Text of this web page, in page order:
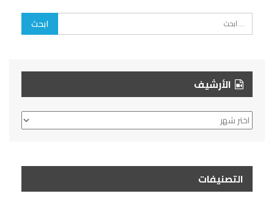
الأرشيف
الأرشيف
التصنيفات